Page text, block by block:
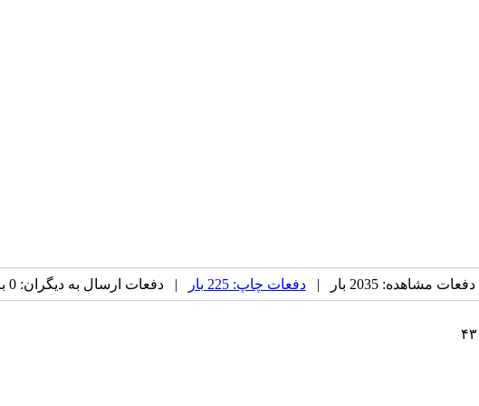
دفعات مشاهده: 2035 بار | دفعات چاپ: 225 بار | دفعات ارسال به دیگران: 0 بار |